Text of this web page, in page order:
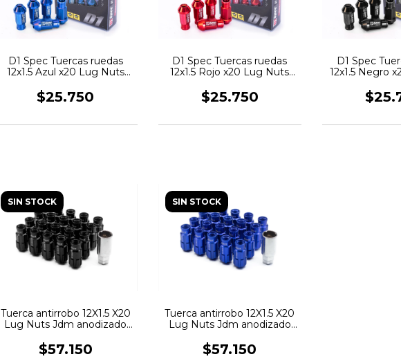
D1 Spec Tuercas ruedas
12x1.5 Azul x20 Lug Nuts
$25.750
D1 Spec Tuercas ruedas
12x1.5 Rojo x20 Lug Nuts
$25.750
D1 Spec
12x1.5 Negro
SIN STOCK
Tuerca antirrobo 12X1.5 X20
Lug Nuts Jdm anodizado
$57.150
SIN STOCK
Tuerca antirrobo 12X1.5 X20
Lug Nuts Jdm anodizado
$57.150